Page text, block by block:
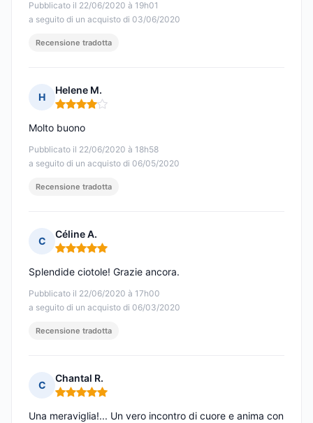
Pubblicato il 22/06/2020 à 19h01
a seguito di un acquisto di 03/06/2020
Recensione tradotta
H
Helene M.
Nota: 4 su 5
Pubblicato il 22/06/2020 à 18h58
a seguito di un acquisto di 06/05/2020
Molto buono
Recensione tradotta
C
Céline A.
Nota: 5 su 5
Pubblicato il 22/06/2020 à 17h00
a seguito di un acquisto di 06/03/2020
Splendide ciotole! Grazie ancora.
Recensione tradotta
C
Chantal R.
Nota: 5 su 5
Una meraviglia!... Un vero incontro di cuore e anima con